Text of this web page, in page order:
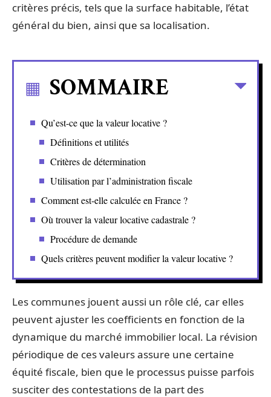
critères précis, tels que la surface habitable, l’état
général du bien, ainsi que sa localisation.
SOMMAIRE
Qu’est-ce que la valeur locative ?
Définitions et utilités
Critères de détermination
Utilisation par l’administration fiscale
Comment est-elle calculée en France ?
Où trouver la valeur locative cadastrale ?
Procédure de demande
Quels critères peuvent modifier la valeur locative ?
Les communes jouent aussi un rôle clé, car elles
peuvent ajuster les coefficients en fonction de la
dynamique du marché immobilier local. La révision
périodique de ces valeurs assure une certaine
équité fiscale, bien que le processus puisse parfois
susciter des contestations de la part des